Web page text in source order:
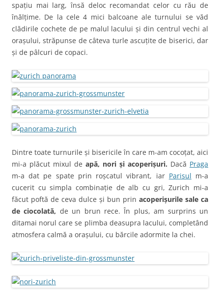
spațiu mai larg, însă deloc recomandat celor cu rău de
înălțime. De la cele 4 mici balcoane ale turnului se văd
clădirile cochete de pe malul lacului și din centrul vechi al
orașului, străpunse de câteva turle ascuțite de biserici, dar
și de pâlcuri de copaci.
Dintre toate turnurile și bisericile în care m-am cocoțat, aici
mi-a plăcut mixul de apă, nori și acoperișuri. Dacă Praga
m-a dat pe spate prin roșcatul vibrant, iar Parisul m-a
cucerit cu simpla combinație de alb cu gri, Zurich mi-a
făcut poftă de ceva dulce și bun prin acoperișurile sale ca
de ciocolată, de un brun rece. În plus, am surprins un
ditamai norul care se plimba deasupra lacului, completând
atmosfera calmă a orașului, cu bărcile adormite la chei.